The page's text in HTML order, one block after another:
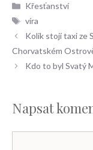
Rubriky
Křesťanství
Štítky
víra
Kolik stojí taxi ze
Chorvatském
Kdo to byl Svatý
Napsat